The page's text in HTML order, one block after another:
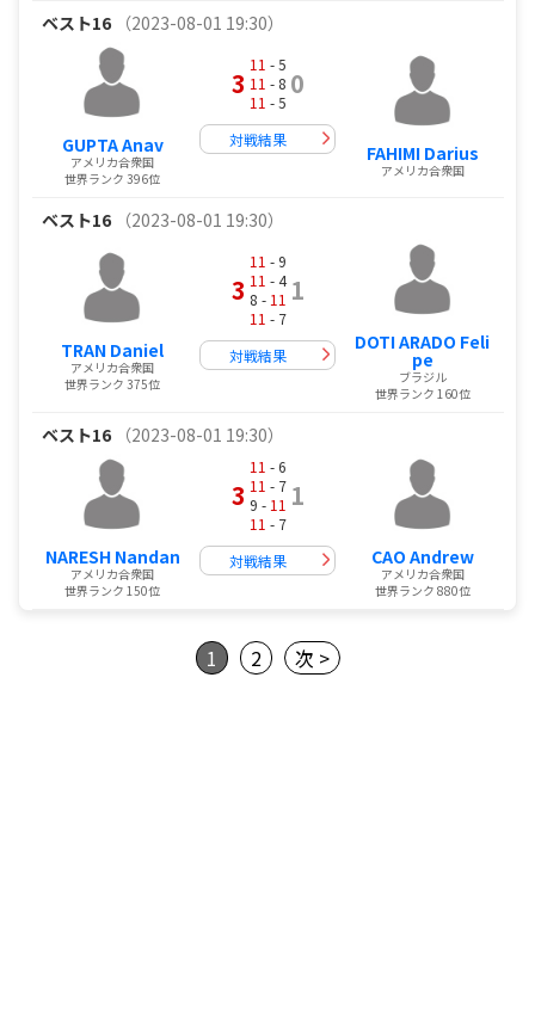
ベスト16 （2023-08-01 19:30）
GUPTA Anav
アメリカ合衆国
世界ランク 396位
3
11 - 5
11 - 8
11 - 5
0
対戦結果
FAHIMI Darius
アメリカ合衆国
ベスト16 （2023-08-01 19:30）
TRAN Daniel
アメリカ合衆国
世界ランク 375位
3
11 - 9
11 - 4
8 - 11
11 - 7
1
対戦結果
DOTI ARADO Feli
pe
ブラジル
世界ランク 160位
ベスト16 （2023-08-01 19:30）
NARESH Nandan
アメリカ合衆国
世界ランク 150位
3
11 - 6
11 - 7
9 - 11
11 - 7
1
対戦結果 CAO Andrew
アメリカ合衆国
世界ランク 880位
1 2 次 >